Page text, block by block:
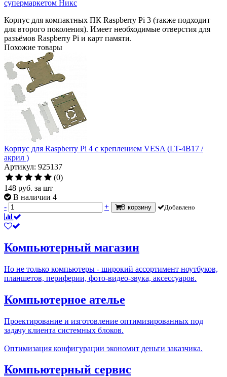
супермаркетом Никс
Корпус для компактных ПК Raspberry Pi 3 (также подходит
для второго поколения). Имеет необходимые отверстия для
разъёмов Raspberry Pi и карт памяти.
Похожие товары
Корпус для Raspberry Pi 4 с креплением VESA (LT-4B17 /
акрил )
Артикул: 925137
(0)
148 руб. за шт
В наличии 4
-
+ В корзину Добавлено
Компьютерный магазин
Но не только компьютеры - широкий ассортимент ноутбуков,
планшетов, периферии, фото-видео-звука, аксессуаров.
Компьютерное ателье
Проектирование и изготовление оптимизированных под
задачу клиента системных блоков.
Оптимизация конфигурации экономит деньги заказчика.
Компьютерный сервис